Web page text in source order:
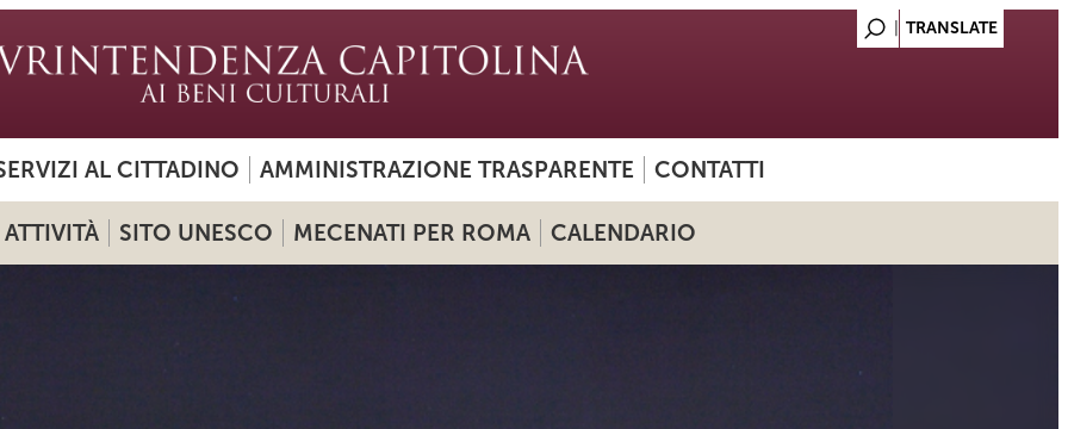
AL CITTADINO AMMINISTRAZIONE TRASPARENTE CONTATTI
ATTIVITÀ SITO UNESCO MECENATI PER ROMA CALENDARIO